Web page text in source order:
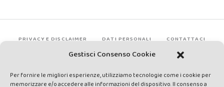
Gestisci Consenso Cookie
Per fornire le migliori esperienze, utilizziamo tecnologie come i cookie per
memorizzare e/o accedere alle informazioni del dispositivo. Il consenso a
PRIVACY E DISCLAIMER DATI PERSONALI CONTATTACI